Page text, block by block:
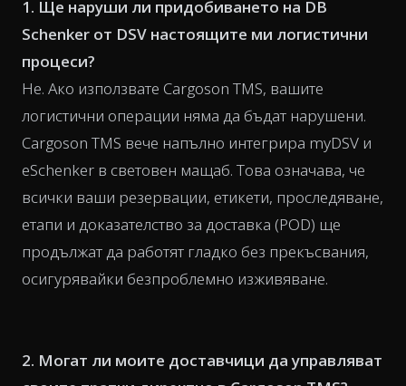
1. Ще наруши ли придобиването на DB
Schenker от DSV настоящите ми логистични
процеси?
Не. Ако използвате Cargoson TMS, вашите
логистични операции няма да бъдат нарушени.
Cargoson TMS вече напълно интегрира myDSV и
eSchenker в световен мащаб. Това означава, че
всички ваши резервации, етикети, проследяване,
етапи и доказателство за доставка (POD) ще
продължат да работят гладко без прекъсвания,
осигурявайки безпроблемно изживяване.
2. Могат ли моите доставчици да управляват